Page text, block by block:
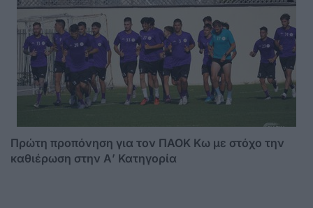
Πρώτη προπόνηση για τον ΠΑΟΚ Κω με στόχο την
καθιέρωση στην Α’ Κατηγορία